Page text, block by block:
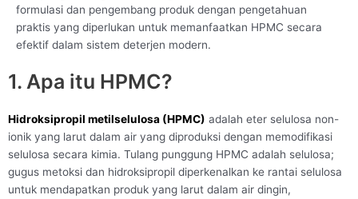
formulasi dan pengembang produk dengan pengetahuan
praktis yang diperlukan untuk memanfaatkan HPMC secara
efektif dalam sistem deterjen modern.
1. Apa itu HPMC?
Hidroksipropil metilselulosa (HPMC) adalah eter selulosa non-
ionik yang larut dalam air yang diproduksi dengan memodifikasi
selulosa secara kimia. Tulang punggung HPMC adalah selulosa;
gugus metoksi dan hidroksipropil diperkenalkan ke rantai selulosa
untuk mendapatkan produk yang larut dalam air dingin,